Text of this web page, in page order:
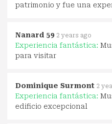
patrimonio y fue una
Nanard 59 2 years ago
Experiencia fantástica:
para visitar
Dominique Surmont 2
Experiencia fantástica:
edificio excepcional